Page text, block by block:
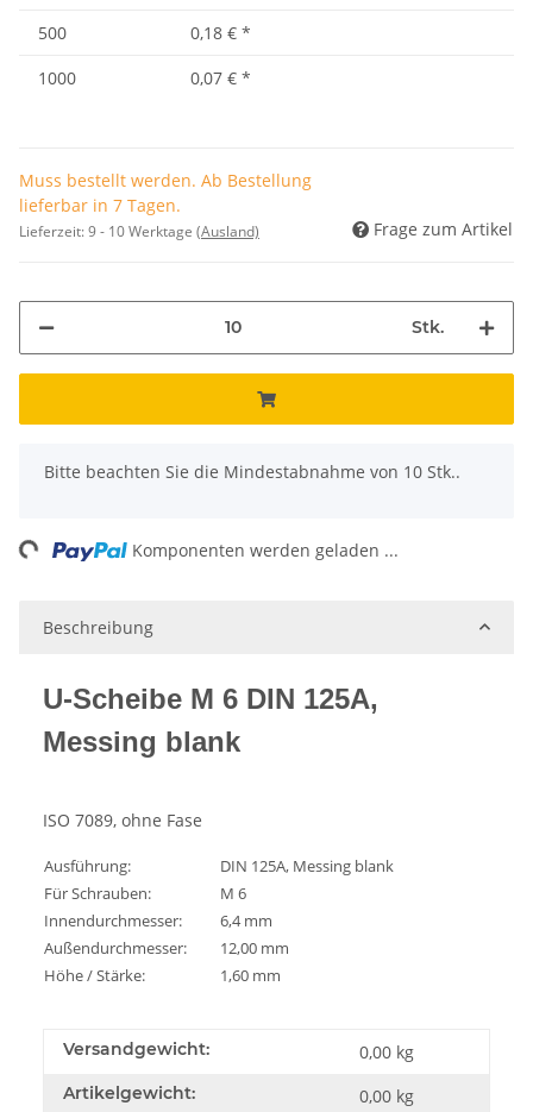
500
0,18 € *
1000
0,07 € *
Muss bestellt werden. Ab Bestellung
lieferbar in 7 Tagen.
Lieferzeit:9 - 10 Werktage (Ausland) Frage zum Artikel
Stk.
x
Bitte beachten Sie die Mindestabnahme von 10 Stk..
Komponenten werden geladen ...
Beschreibung
U-Scheibe M 6 DIN 125A,
Messing blank
ISO 7089, ohne Fase
Ausführung:
DIN 125A, Messing blank
Für Schrauben:
M 6
Innendurchmesser:
6,4 mm
Außendurchmesser:
12,00 mm
Höhe / Stärke:
1,60 mm
Versandgewicht: 0,00 kg
Artikelgewicht: 0,00 kg